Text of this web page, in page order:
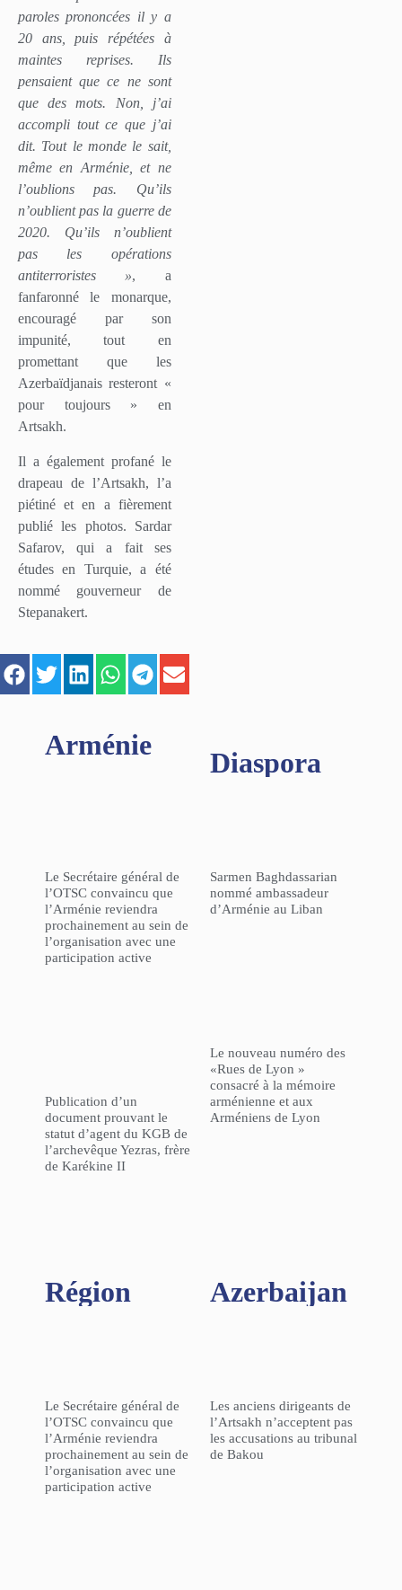
paroles prononcées il y a
20 ans, puis répétées à
maintes reprises. Ils
pensaient que ce ne sont
que des mots. Non, j’ai
accompli tout ce que j’ai
dit. Tout le monde le sait,
même en Arménie, et ne
l’oublions pas. Qu’ils
n’oublient pas la guerre de
2020. Qu’ils n’oublient
pas les opérations
antiterroristes », a
fanfaronné le monarque,
encouragé par son
impunité, tout en
promettant que les
Azerbaïdjanais resteront «
pour toujours » en
Artsakh.
Il a également profané le
drapeau de l’Artsakh, l’a
piétiné et en a fièrement
publié les photos. Sardar
Safarov, qui a fait ses
études en Turquie, a été
nommé gouverneur de
Stepanakert.
Arménie
Le Secrétaire général de
l’OTSC convaincu que
l’Arménie reviendra
prochainement au sein de
l’organisation avec une
participation active
Publication d’un
document prouvant le
statut d’agent du KGB de
l’archevêque Yezras, frère
de Karékine II
Diaspora
Sarmen Baghdassarian
nommé ambassadeur
d’Arménie au Liban
Le nouveau numéro des
«Rues de Lyon »
consacré à la mémoire
arménienne et aux
Arméniens de Lyon
Région​
Le Secrétaire général de
l’OTSC convaincu que
l’Arménie reviendra
prochainement au sein de
l’organisation avec une
participation active
Azerbaijan
Les anciens dirigeants de
l’Artsakh n’acceptent pas
les accusations au tribunal
de Bakou